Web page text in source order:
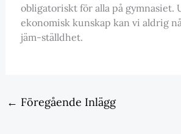
obligatoriskt för alla på gymnasiet.
ekonomisk kunskap kan vi aldrig
jäm-ställdhet.
← Föregående Inlägg